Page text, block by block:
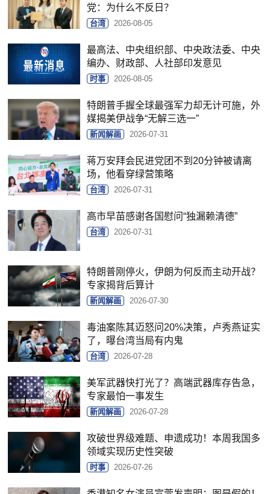
党：为什么不反日？
台湾 2026-08-05
最高法、中央组织部、中央政法委、中央
编办、财政部、人社部印发意见
时事 2026-08-05
特朗普手握全球最强军力却无计可施，外
媒揭美伊战争“无解三选一”
新闻解画 2026-07-31
蒋万安拜会民进党团不到20分钟被请离
场，他看穿绿营策略
台湾 2026-07-31
高市早苗感谢各国慰问“独漏赖清德”
台湾 2026-07-31
特朗普刚停火，伊朗为何反而主动开战？
专家揭背后算计
新闻解画 2026-07-30
毒油案陈其迈怒问20%决策，卢秀燕证实
了，曝台湾当局有内鬼
台湾 2026-07-28
美军武器快打光了？高端武器库存告急，
专家最怕一事发生
新闻解画 2026-07-28
攻破世界级难题、申遗成功！本周我国多
领域实现历史性突破
时事 2026-07-26